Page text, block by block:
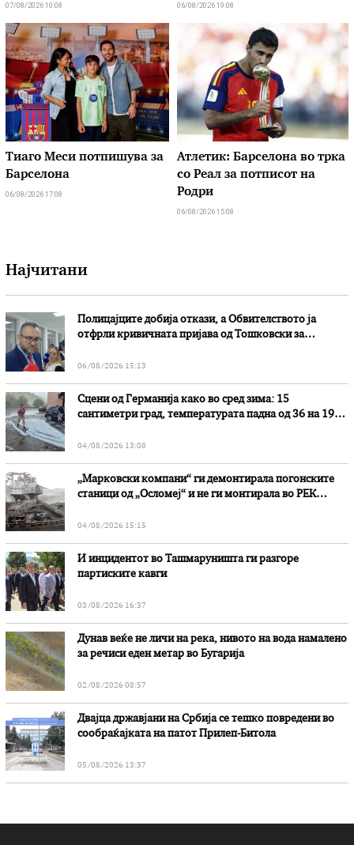
07/08/2026 10:08 06/08/2026 19:08
Тиаго Меси потпишува за
Барселона
06/08/2026 17:08
Атлетик: Барселона во трка
со Реал за потписот на
Родри
06/08/2026 15:08
Најчитани
Полицајците добија откази, а Обвителството ја
отфрли кривичната пријава од Тошковски за
06/08/2026 15:13
Сцени од Германија како во сред зима: 15
сантиметри град, температурата падна од 36 на 19
04/08/2026 13:08
„Марковски компани“ ги демонтирала погонските
станици од „Осломеј“ и не ги монтирала во РЕК
04/08/2026 15:15
И инцидентот во Ташмаруништa ги разгоре
партиските кавги
03/08/2026 16:37
Дунав веќе не личи на река, нивото на вода намалено
за речиси еден метар во Бугарија
02/08/2026 08:57
Двајца државјани на Србија се тешко повредени во
сообраќајката на патот Прилеп-Битола
05/08/2026 13:37